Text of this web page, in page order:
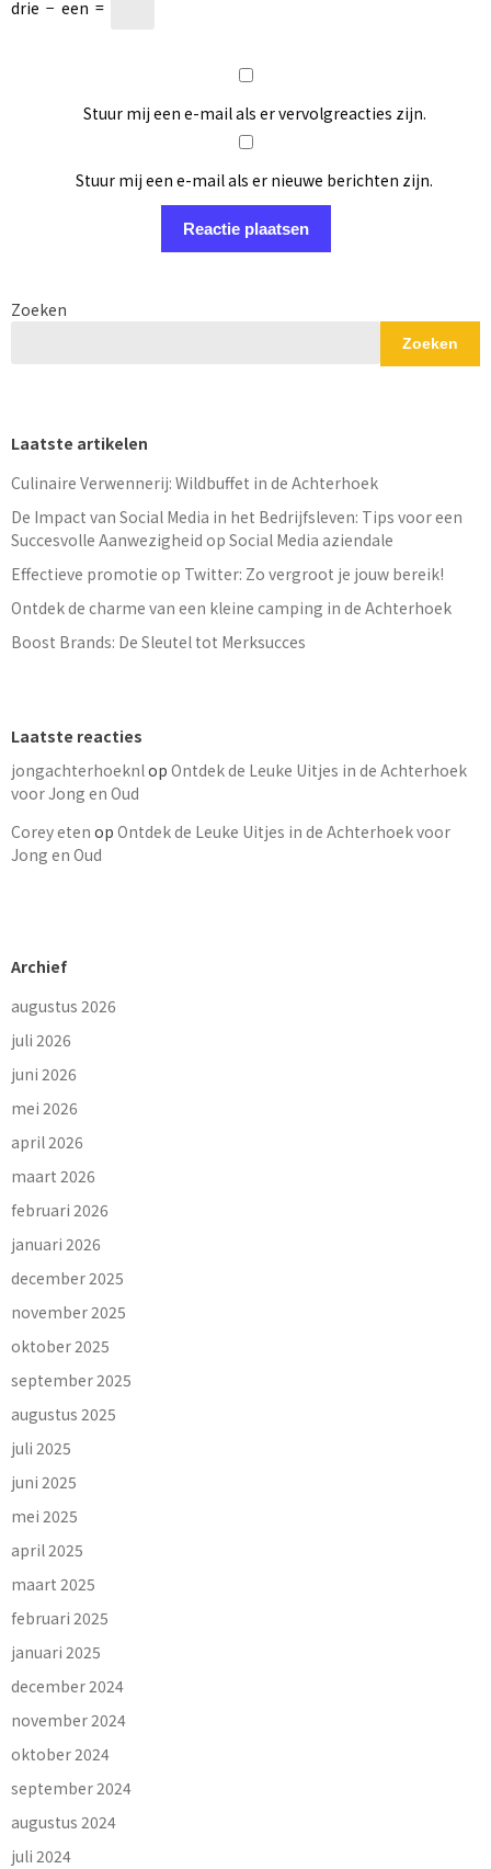
drie − een =
Stuur mij een e-mail als er vervolgreacties zijn.
Stuur mij een e-mail als er nieuwe berichten zijn.
Zoeken
Zoeken
Laatste artikelen
Culinaire Verwennerij: Wildbuffet in de Achterhoek
De Impact van Social Media in het Bedrijfsleven: Tips voor een
Succesvolle Aanwezigheid op Social Media aziendale
Effectieve promotie op Twitter: Zo vergroot je jouw bereik!
Ontdek de charme van een kleine camping in de Achterhoek
Boost Brands: De Sleutel tot Merksucces
Laatste reacties
jongachterhoeknlop Ontdek de Leuke Uitjes in de Achterhoek
voor Jong en Oud
Corey eten op Ontdek de Leuke Uitjes in de Achterhoek voor
Jong en Oud
Archief
augustus 2026
juli 2026
juni 2026
mei 2026
april 2026
maart 2026
februari 2026
januari 2026
december 2025
november 2025
oktober 2025
september 2025
augustus 2025
juli 2025
juni 2025
mei 2025
april 2025
maart 2025
februari 2025
januari 2025
december 2024
november 2024
oktober 2024
september 2024
augustus 2024
juli 2024